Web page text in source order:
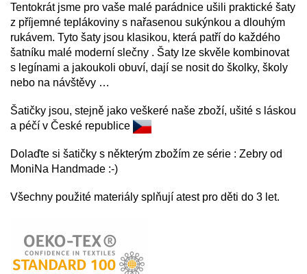
Tentokrát jsme pro vaše malé parádnice ušili praktické šaty
z příjemné teplákoviny s nařasenou sukýnkou a dlouhým
rukávem. Tyto šaty jsou klasikou, která patří do každého
šatníku malé moderní slečny . Šaty lze skvěle kombinovat
s legínami a jakoukoli obuví, dají se nosit do školky, školy
nebo na návštěvy …
Šatičky jsou, stejně jako veškeré naše zboží, ušité s láskou
a péčí v České republice
Dolaďte si šatičky s některým zbožím ze série : Zebry od
MoniNa Handmade :-)
Všechny použité materiály splňují atest pro děti do 3 let.